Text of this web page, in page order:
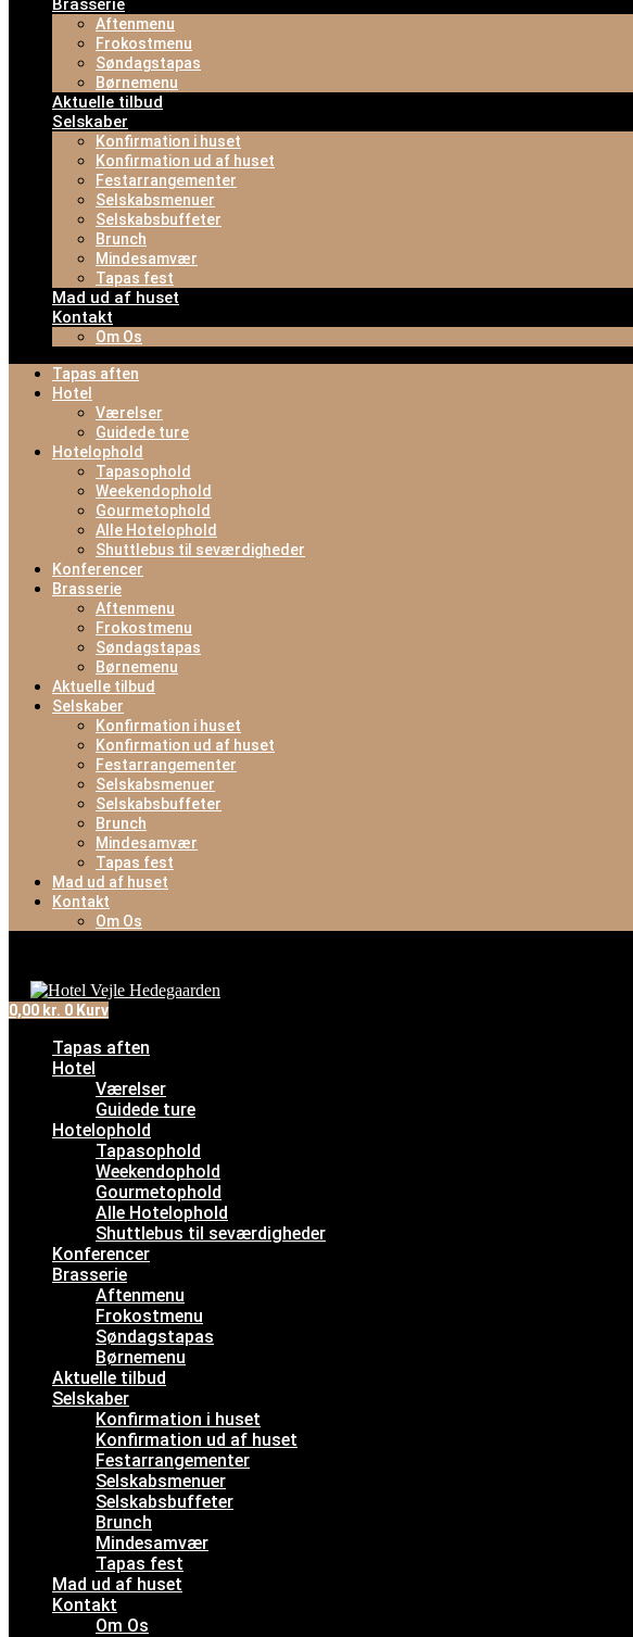
Brasserie
Aftenmenu
Frokostmenu
Søndagstapas
Børnemenu
Aktuelle tilbud
Selskaber
Konfirmation i huset
Konfirmation ud af huset
Festarrangementer
Selskabsmenuer
Selskabsbuffeter
Brunch
Mindesamvær
Tapas fest
Mad ud af huset
Kontakt
Om Os
Tapas aften
Hotel
Værelser
Guidede ture
Hotelophold
Tapasophold
Weekendophold
Gourmetophold
Alle Hotelophold
Shuttlebus til seværdigheder
Konferencer
Brasserie
Aftenmenu
Frokostmenu
Søndagstapas
Børnemenu
Aktuelle tilbud
Selskaber
Konfirmation i huset
Konfirmation ud af huset
Festarrangementer
Selskabsmenuer
Selskabsbuffeter
Brunch
Mindesamvær
Tapas fest
Mad ud af huset
Kontakt
Om Os
0,00 kr. 0 Kurv
Tapas aften
Hotel
Værelser
Guidede ture
Hotelophold
Tapasophold
Weekendophold
Gourmetophold
Alle Hotelophold
Shuttlebus til seværdigheder
Konferencer
Brasserie
Aftenmenu
Frokostmenu
Søndagstapas
Børnemenu
Aktuelle tilbud
Selskaber
Konfirmation i huset
Konfirmation ud af huset
Festarrangementer
Selskabsmenuer
Selskabsbuffeter
Brunch
Mindesamvær
Tapas fest
Mad ud af huset
Kontakt
Om Os